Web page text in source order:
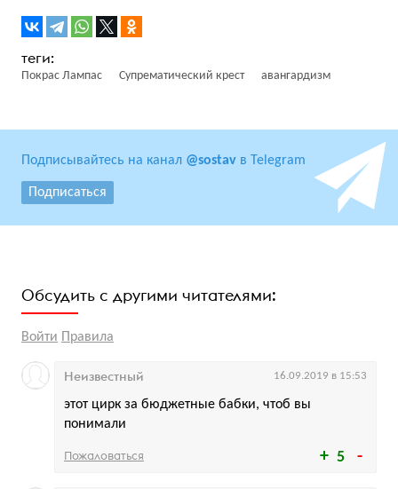
Покрас Лампас Супрематический крест авангардизм
Подписывайтесь на канал @sostav в Telegram
Подписаться
Обсудить с другими читателями:
Войти Правила
5
этот цирк за бюджетные бабки, чтоб вы
понимали
Неизвестный 16.09.2019 в 15:53
Пожаловаться